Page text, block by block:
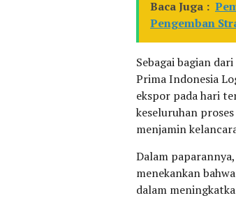
Baca Juga :
Pengemban
Sebagai bagian
Prima Indonesia
ekspor pada hari
keseluruhan
menjamin
Dalam
menekankan
dalam